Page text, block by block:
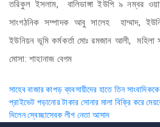
তরিকুল ইসলাম, বালিডাঙ্গা ইউপি ৯ নম্বর
সাংগঠনিক সম্পাদক আবু সালেহ হাম্মাদ,
ইউনিয়ন ভূমি কর্মকর্তা মোঃ রমজান আলী, মহিলা
মোসা: শাহানাজ বেগম
Post
navigation
সাহেব বাজার কাপড় ব্যবসায়ীদের হাতে তিন সাংবাদিককে
প্রাইভেট পড়ানোর টাকার সোনার মালা বিক্রি করে
দিলেন স্বেচ্ছাসেবক লীগ নেতা আসাদ